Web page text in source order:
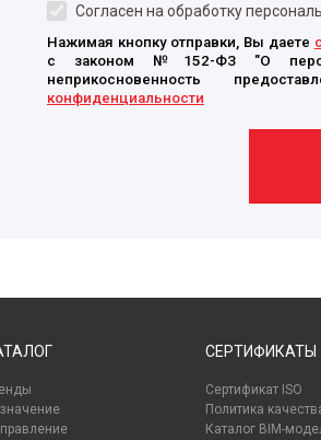
Согласен на обработку
Нажимая кнопку отправки, Вы даете
с законом №152-ФЗ "О
неприкосновенность
конфиденциальности
СЕРТИФИКАТЫ
Сертификат ISO
Политика
Каталог BIM-